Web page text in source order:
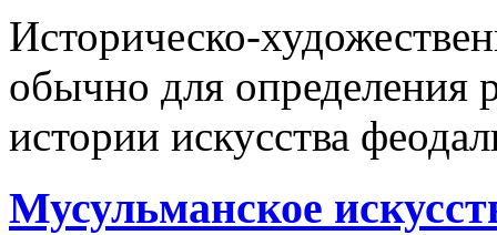
Историческо-
обычно для определения
истории искусства
Мусульманское